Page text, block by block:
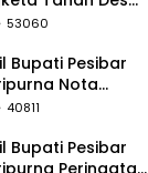
53060
Bupati Pesibar
Nota
APBD
40811
Bupati Pesibar